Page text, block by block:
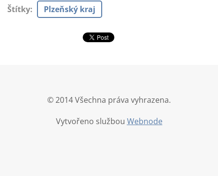
Štítky: Plzeňský kraj
© 2014 Všechna práva vyhrazena.
Vytvořeno službou Webnode